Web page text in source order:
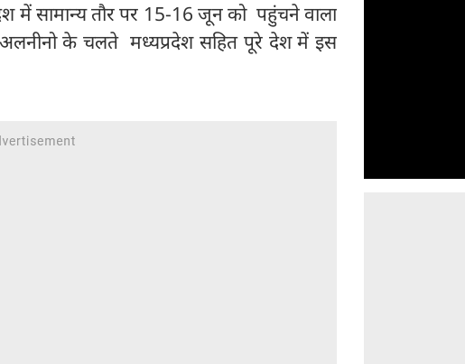
में सामान्य तौर पर 15-16 जून को पहुंचने वाला
के चलते मध्यप्रदेश सहित पूरे देश में इस